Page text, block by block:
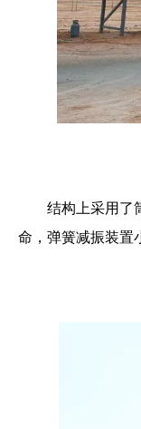
结构上采用了
命，弹簧减振装置